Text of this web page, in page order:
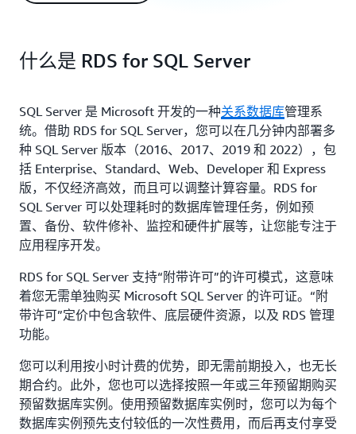
什么是 RDS for SQL Server
SQL Server 是 Microsoft 开发的一种关系数据库管理系
统。借助 RDS for SQL Server，您可以在几分钟内部署多
种 SQL Server 版本（2016、2017、2019 和 2022），包
括 Enterprise、Standard、Web、Developer 和 Express
版，不仅经济高效，而且可以调整计算容量。RDS for
SQL Server 可以处理耗时的数据库管理任务，例如预
置、备份、软件修补、监控和硬件扩展等，让您能专注于
应用程序开发。
RDS for SQL Server 支持“附带许可”的许可模式，这意味
着您无需单独购买 Microsoft SQL Server 的许可证。“附
带许可”定价中包含软件、底层硬件资源，以及 RDS 管理
功能。
您可以利用按小时计费的优势，即无需前期投入，也无长
期合约。此外，您也可以选择按照一年或三年预留期购买
预留数据库实例。使用预留数据库实例时，您可以为每个
数据库实例预先支付较低的一次性费用，而后再支付享受